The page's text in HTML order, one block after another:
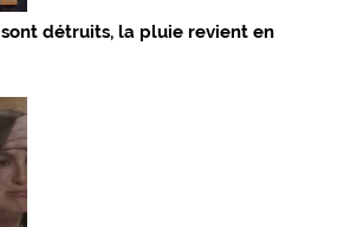
détruits, la pluie revient en